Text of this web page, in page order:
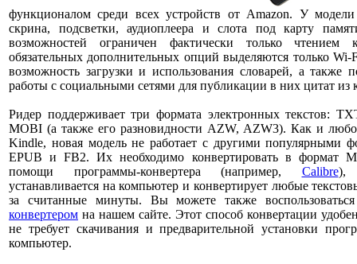
функционалом среди всех устройств от Amazon. У
скрина, подсветки, аудиоплеера и слота под карту
возможностей ограничен фактически только чтением
обязательных дополнительных опций выделяются только Wi-
возможность загрузки и использования словарей, а также
работы с социальными сетями для публикации в них цитат из
Ридер поддерживает три формата электронных текстов:
MOBI (а также его разновидности AZW, AZW3). Как и
Kindle, новая модель не работает с другими популярными
EPUB и FB2. Их необходимо конвертировать в формат
помощи программы-конвертера (например, Calibre),
устанавливается на компьютер и конвертирует любые
за считанные минуты. Вы можете также
конвертером на нашем сайте. Этот способ конвертации
не требует скачивания и предварительной установки
компьютер.